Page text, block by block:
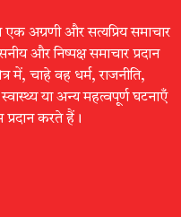
अग्रणी और सत्यप्रिय समाचार
और निष्पक्ष समाचार प्रदान
में, चाहे वह धर्म, राजनीति,
या अन्य महत्वपूर्ण घटनाएँ
प्रदान करते हैं।